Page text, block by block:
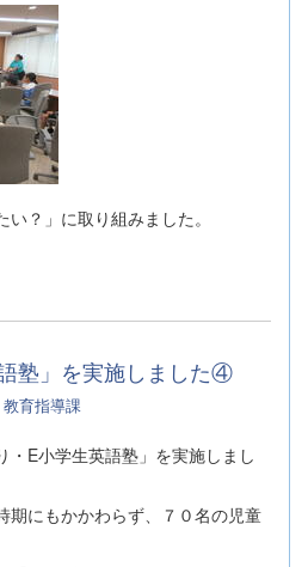
？」に取り組みました。
塾」を実施しました④
教育指導課
・E小学生英語塾」を実施しまし
期にもかかわらず、７０名の児童